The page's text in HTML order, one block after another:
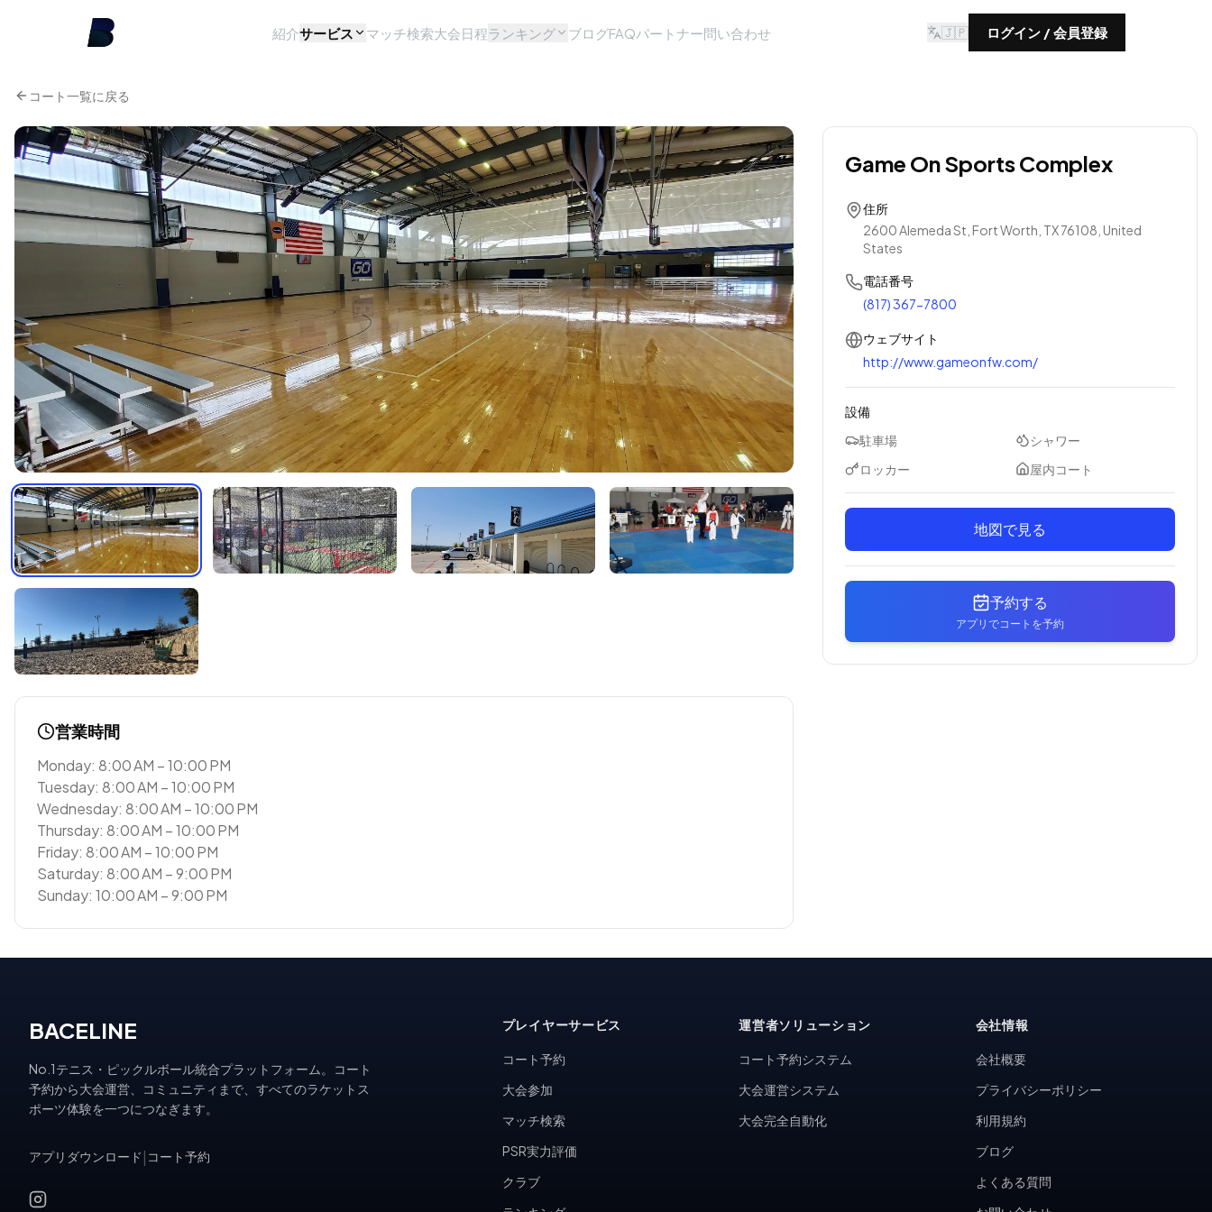
紹介サービス マッチ検索大会日程ランキング ブログFAQパートナー問い合わせ 🇯🇵 ログイン / 会員登録
コート一覧に戻る
営業時間
Monday: 8:00 AM – 10:00 PM
Tuesday: 8:00 AM – 10:00 PM
Wednesday: 8:00 AM – 10:00 PM
Thursday: 8:00 AM – 10:00 PM
Friday: 8:00 AM – 10:00 PM
Saturday: 8:00 AM – 9:00 PM
Sunday: 10:00 AM – 9:00 PM
Game On Sports Complex
住所
2600 Alemeda St, Fort Worth, TX 76108, United
States
電話番号
(817) 367-7800
ウェブサイト
http://www.gameonfw.com/
設備
駐車場
シャワー
ロッカー
屋内コート
地図で見る
予約する
アプリでコートを予約
BACELINE
No.1テニス・ピックルボール統合プラットフォーム。コート
予約から大会運営、コミュニティまで、すべてのラケットス
ポーツ体験を一つにつなぎます。
アプリダウンロード コート予約
プレイヤーサービス
コート予約
大会参加
マッチ検索
PSR実力評価
クラブ
運営者ソリューション
コート予約システム
大会運営システム
大会完全自動化
会社情報
会社概要
プライバシーポリシー
利用規約
ブログ
よくある質問